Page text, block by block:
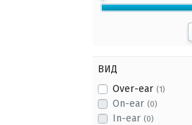
ВИД
Over-ear (1)
On-ear (0)
In-ear (0)